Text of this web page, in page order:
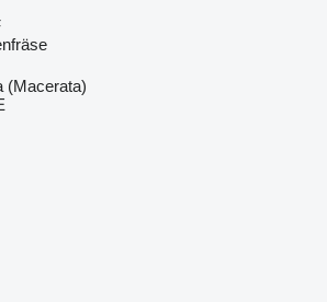
(Macerata)